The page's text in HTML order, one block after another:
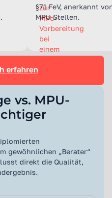
§71 FeV, anerkannt
MPU-Stellen.
erfahren
vs. MPU-
gewöhnlichen „Berater“
direkt die Qualität,